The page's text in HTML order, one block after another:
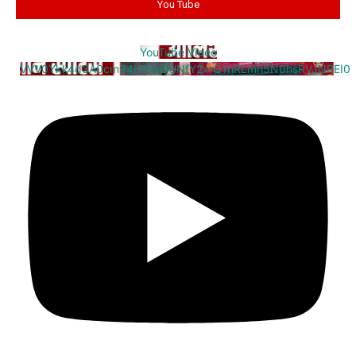
You Tube
YouTube Video
VVV0Ykk4d3A0cm94U1VaQUNfY2xrQ1hRLmh5N0hsRVJNREI0